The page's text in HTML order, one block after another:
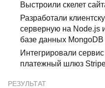
Выстроили скелет
Разработали
серверную на Node.js
базе данных MongoDB
Интегрировали
платежный шлюз
РЕЗУЛЬТАТ